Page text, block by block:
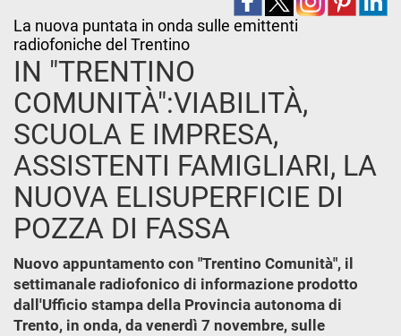
La nuova puntata in onda sulle emittenti
radiofoniche del Trentino
IN "TRENTINO
COMUNITÀ":VIABILITÀ,
SCUOLA E IMPRESA,
ASSISTENTI FAMIGLIARI, LA
NUOVA ELISUPERFICIE DI
POZZA DI FASSA
Nuovo appuntamento con "Trentino Comunità", il
settimanale radiofonico di informazione prodotto
dall'Ufficio stampa della Provincia autonoma di
Trento, in onda, da venerdì 7 novembre, sulle